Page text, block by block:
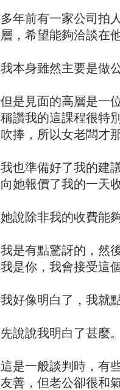
多年前有一家公司拍
層，希望能夠洽談在
我本身雖然主要是做
但是見面的高層是一
稱讚我的這課程很特
吹捧，所以女老闆才
我也準備好了我的建
向她報價了我的一天
她說除非我的收費能
我是有點驚訝的，然
我是你，我會接受這
我好像明白了，我就
先說說我明白了甚麼。
這是一般談判時，有
友善，但老公卻很和氣